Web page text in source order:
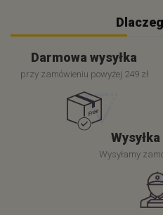
Darmowa wysyłka
przy zamówieniu powyżej 249 zł
Wysyłamy